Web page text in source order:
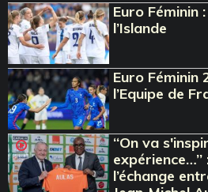
Euro Féminin
l’Islande
Euro Féminin
l’Equipe de
‘‘On va
l’échange